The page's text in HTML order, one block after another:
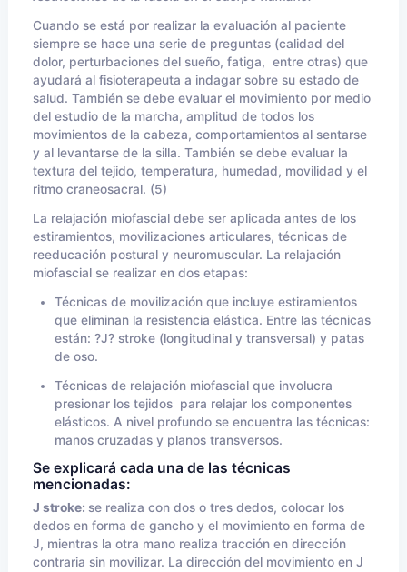
Cuando se está por realizar la evaluación al paciente
siempre se hace una serie de preguntas (calidad del
dolor, perturbaciones del sueño, fatiga, entre otras) que
ayudará al fisioterapeuta a indagar sobre su estado de
salud. También se debe evaluar el movimiento por medio
del estudio de la marcha, amplitud de todos los
movimientos de la cabeza, comportamientos al sentarse
y al levantarse de la silla. También se debe evaluar la
textura del tejido, temperatura, humedad, movilidad y el
ritmo craneosacral. (5)
La relajación miofascial debe ser aplicada antes de los
estiramientos, movilizaciones articulares, técnicas de
reeducación postural y neuromuscular. La relajación
miofascial se realizar en dos etapas:
Técnicas de movilización que incluye estiramientos
que eliminan la resistencia elástica. Entre las técnicas
están: ?J? stroke (longitudinal y transversal) y patas
de oso.
Técnicas de relajación miofascial que involucra
presionar los tejidos para relajar los componentes
elásticos. A nivel profundo se encuentra las técnicas:
manos cruzadas y planos transversos.
Se explicará cada una de las técnicas
mencionadas:
J stroke: se realiza con dos o tres dedos, colocar los
dedos en forma de gancho y el movimiento en forma de
J, mientras la otra mano realiza tracción en dirección
contraria sin movilizar. La dirección del movimiento en J